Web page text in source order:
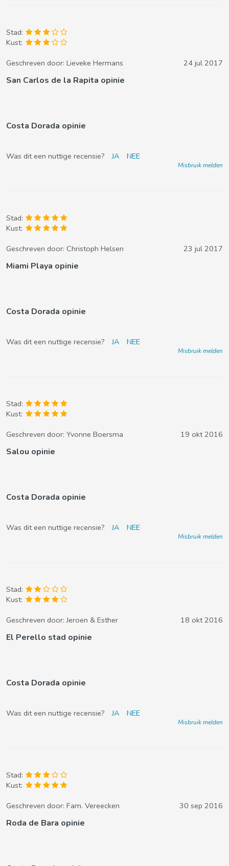
Stad:
Kust:
Geschreven door: Lieveke Hermans 24 jul 2017
San Carlos de la Rapita opinie
Costa Dorada opinie
Was dit een nuttige recensie? JA NEE
Misbruik melden
Stad:
Kust:
Geschreven door: Christoph Helsen 23 jul 2017
Miami Playa opinie
Costa Dorada opinie
Was dit een nuttige recensie? JA NEE
Misbruik melden
Stad:
Kust:
Geschreven door: Yvonne Boersma 19 okt 2016
Salou opinie
Costa Dorada opinie
Was dit een nuttige recensie? JA NEE
Misbruik melden
Stad:
Kust:
Geschreven door:Jeroen & Esther 18 okt 2016
El Perello stad opinie
Costa Dorada opinie
Was dit een nuttige recensie? JA NEE
Misbruik melden
Stad:
Kust:
Geschreven door: Fam. Vereecken 30 sep 2016
Roda de Bara opinie